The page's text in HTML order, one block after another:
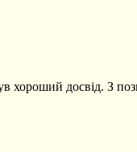
хороший досвід. З